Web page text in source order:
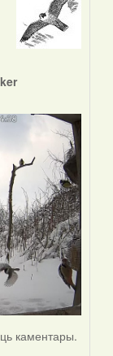
каментары.